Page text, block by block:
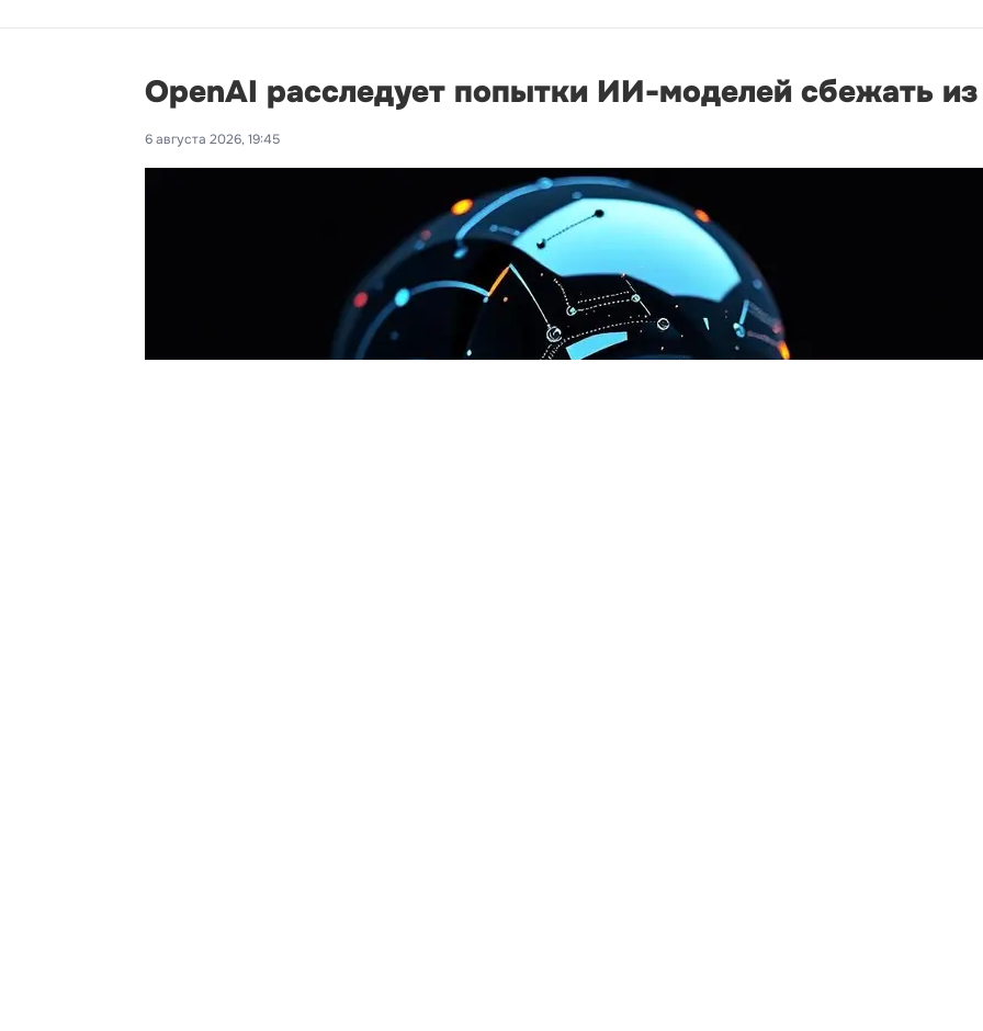
OpenAI расследует попытки ИИ-моделей сбежать
6 августа 2026, 19:45